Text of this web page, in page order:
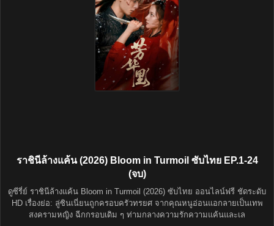
ราชินีล้างแค้น (2026) Bloom in Turmoil ซับไทย EP.1-24
(จบ)
ดูซีรี่ย์ ราชินีล้างแค้น Bloom in Turmoil (2026) ซับไทย ออนไลน์ฟรี ชัดระดับ
HD เรื่องย่อ: ลู่ซินเนี่ยนถูกครอบครัวทรยศ จากคุณหนูอ่อนแอกลายเป็นเทพ
สงครามหญิง ฉีกกรอบเดิม ๆ ท่ามกลางความรักความแค้นและเล